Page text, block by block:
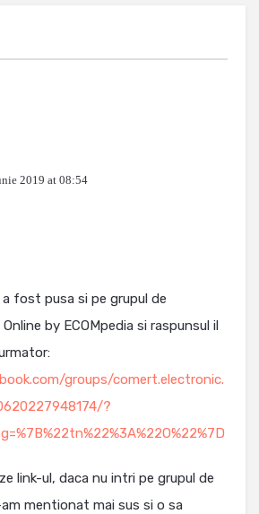
2019 at 08:54
fost pusa si pe grupul de
by ECOMpedia si raspunsul il
groups/comert.electronic.
?
link-ul, daca nu intri pe grupul de
mentionat mai sus si o sa